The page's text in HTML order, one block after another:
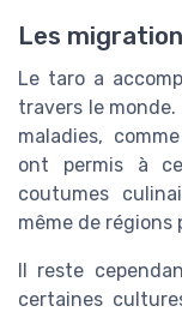
Les
Le taro a
travers le
maladies,
ont permis à
coutumes
même de régions
Il reste
certaines